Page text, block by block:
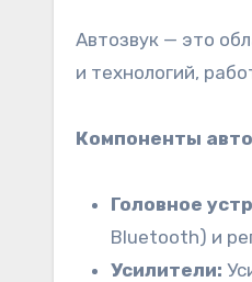
Автозвук — это область, посвященная улучшению качества звука в транспортных средствах. Он включает в себя широкий спектр компонентов
и технологий,
Компоненты
Головное
Bluetooth) и
Усилители: